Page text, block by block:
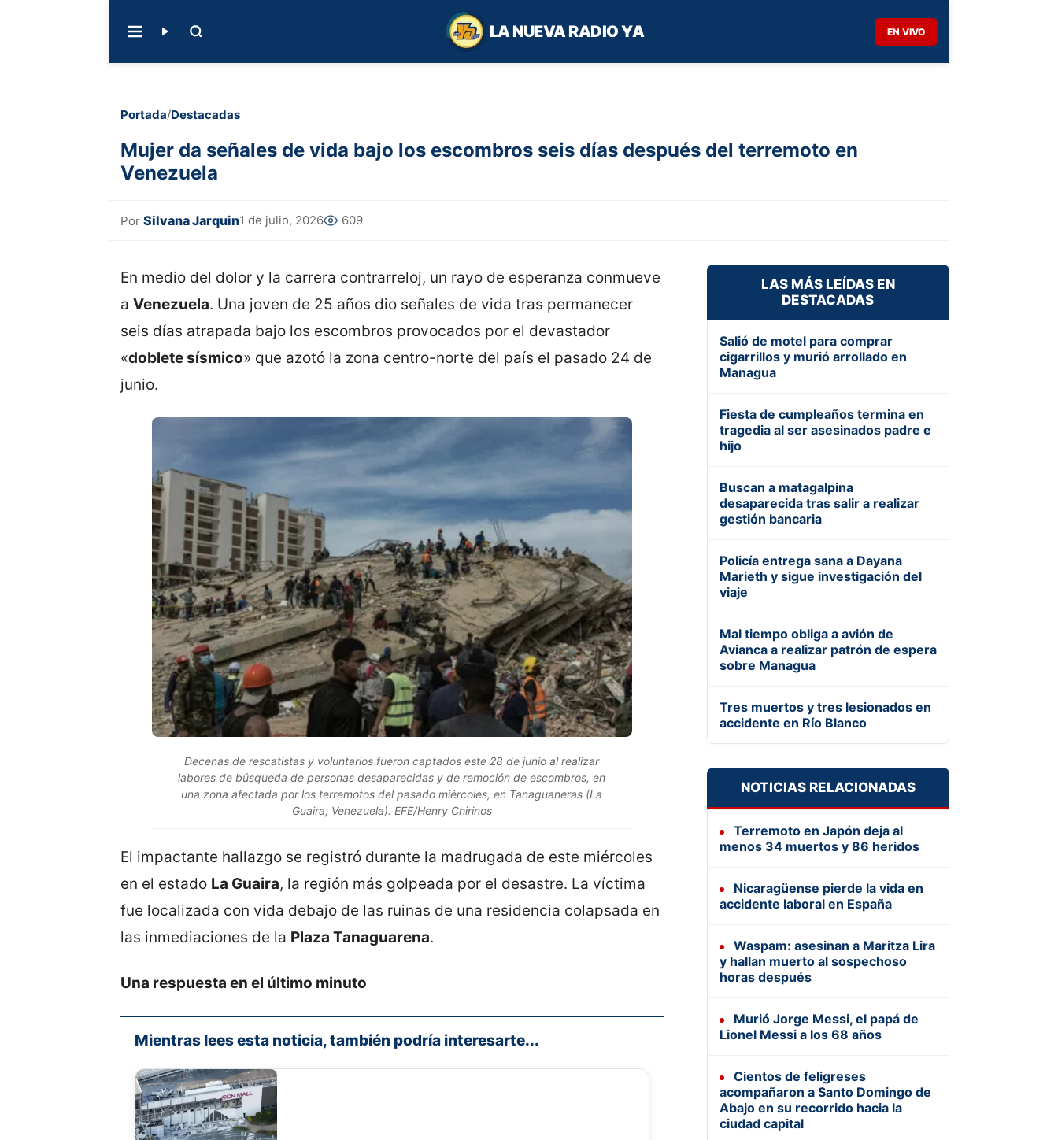
LA NUEVA RADIO YA EN VIVO
Portada/Destacadas
Mujer da señales de vida bajo los escombros seis días después del terremoto en
Venezuela
Por Silvana Jarquin1 de julio, 2026 609
En medio del dolor y la carrera contrarreloj, un rayo de esperanza conmueve
a Venezuela. Una joven de 25 años dio señales de vida tras permanecer
seis días atrapada bajo los escombros provocados por el devastador
«doblete sísmico» que azotó la zona centro-norte del país el pasado 24 de
junio.
Decenas de rescatistas y voluntarios fueron captados este 28 de junio al realizar
labores de búsqueda de personas desaparecidas y de remoción de escombros, en
una zona afectada por los terremotos del pasado miércoles, en Tanaguaneras (La
Guaira, Venezuela). EFE/Henry Chirinos
El impactante hallazgo se registró durante la madrugada de este miércoles
en el estado La Guaira, la región más golpeada por el desastre. La víctima
fue localizada con vida debajo de las ruinas de una residencia colapsada en
las inmediaciones de la Plaza Tanaguarena.
Una respuesta en el último minuto
Mientras lees esta noticia, también podría interesarte...
LAS MÁS LEÍDAS EN
DESTACADAS
Salió de motel para comprar
cigarrillos y murió arrollado en
Managua
Fiesta de cumpleaños termina en
tragedia al ser asesinados padre e
hijo
Buscan a matagalpina
desaparecida tras salir a realizar
gestión bancaria
Policía entrega sana a Dayana
Marieth y sigue investigación del
viaje
Mal tiempo obliga a avión de
Avianca a realizar patrón de espera
sobre Managua
Tres muertos y tres lesionados en
accidente en Río Blanco
NOTICIAS RELACIONADAS
Terremoto en Japón deja al
menos 34 muertos y 86 heridos
Nicaragüense pierde la vida en
accidente laboral en España
Waspam: asesinan a Maritza Lira
y hallan muerto al sospechoso
horas después
Murió Jorge Messi, el papá de
Lionel Messi a los 68 años
Cientos de feligreses
acompañaron a Santo Domingo de
Abajo en su recorrido hacia la
ciudad capital